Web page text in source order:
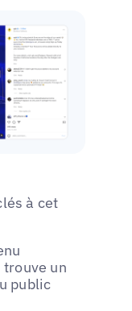
à cet
trouve un
public